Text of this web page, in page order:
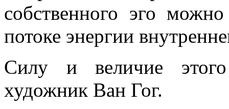
собственного эго
потоке энергии
Силу и величие
художник Ван Гог.